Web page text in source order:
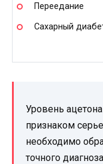
Переедание
Сахарный
Уровень
признаком
необходимо
точного